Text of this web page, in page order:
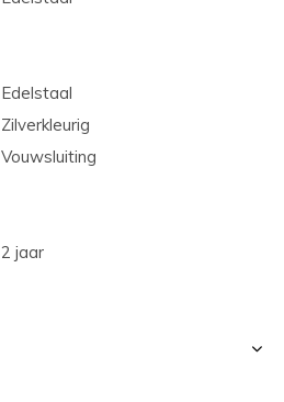
Edelstaal
Zilverkleurig
Vouwsluiting
2 jaar